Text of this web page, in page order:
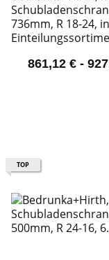
736mm, R 18-24,
861,12 € -
TOP